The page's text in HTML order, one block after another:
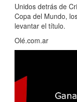
Unidos detrás de
Copa del Mundo,
levantar el título.
Olé.com.ar